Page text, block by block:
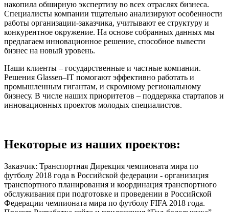
накопила обширную экспертизу во всех отраслях бизнеса.
Специалисты компании тщательно анализируют особенности
работы организации-заказчика, учитывают ее структуру и
конкурентное окружение. На основе собранных данных мы
предлагаем инновационное решение, способное вывести
бизнес на новый уровень.
Наши клиенты – государственные и частные компании.
Решения Glassen–IT помогают эффективно работать и
промышленным гигантам, и скромному региональному
бизнесу. В числе наших приоритетов – поддержка стартапов и
инновационных проектов молодых специалистов.
Некоторые из наших проектов:
Заказчик: Транспортная Дирекция чемпионата мира по
футболу 2018 года в Российской федерации - организация
транспортного планирования и координация транспортного
обслуживания при подготовке и проведении в Российской
Федерации чемпионата мира по футболу FIFA 2018 года.